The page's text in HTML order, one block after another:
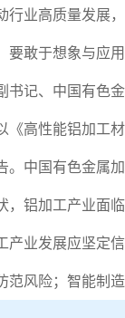
业高质量发展
敢于想象与应
记、中国有色
高性能铝加工
。中国有色金
铝加工产业面
业发展应坚定
风险；智能制